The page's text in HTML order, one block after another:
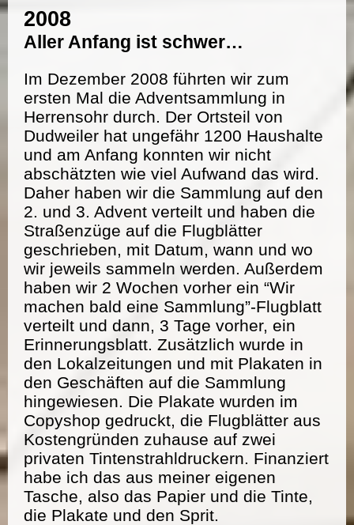
2008
Aller Anfang ist schwer…
Im Dezember 2008 führten wir zum
ersten Mal die Adventsammlung in
Herrensohr durch. Der Ortsteil von
Dudweiler hat ungefähr 1200 Haushalte
und am Anfang konnten wir nicht
abschätzten wie viel Aufwand das wird.
Daher haben wir die Sammlung auf den
2. und 3. Advent verteilt und haben die
Straßenzüge auf die Flugblätter
geschrieben, mit Datum, wann und wo
wir jeweils sammeln werden. Außerdem
haben wir 2 Wochen vorher ein “Wir
machen bald eine Sammlung”-Flugblatt
verteilt und dann, 3 Tage vorher, ein
Erinnerungsblatt. Zusätzlich wurde in
den Lokalzeitungen und mit Plakaten in
den Geschäften auf die Sammlung
hingewiesen. Die Plakate wurden im
Copyshop gedruckt, die Flugblätter aus
Kostengründen zuhause auf zwei
privaten Tintenstrahldruckern. Finanziert
habe ich das aus meiner eigenen
Tasche, also das Papier und die Tinte,
die Plakate und den Sprit.